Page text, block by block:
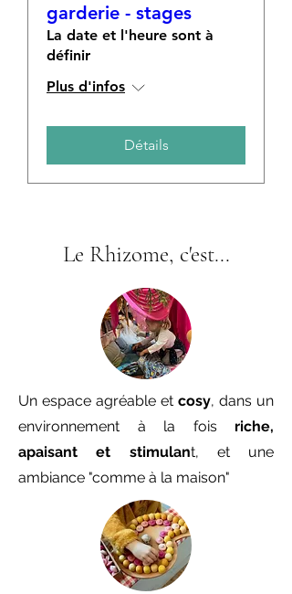
garderie - stages
La date et l'heure sont à
définir
Plus d'infos
Détails
Le Rhizome, c'est...
Un espace agréable et cosy, dans un
environnement à la fois riche,
apaisant et stimulant, et une
ambiance "comme à la maison"